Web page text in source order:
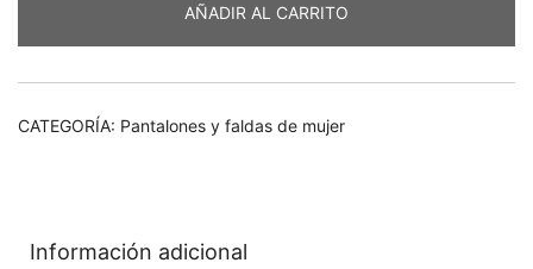
AÑADIR AL CARRITO
CATEGORÍA: Pantalones y faldas de mujer
Información adicional